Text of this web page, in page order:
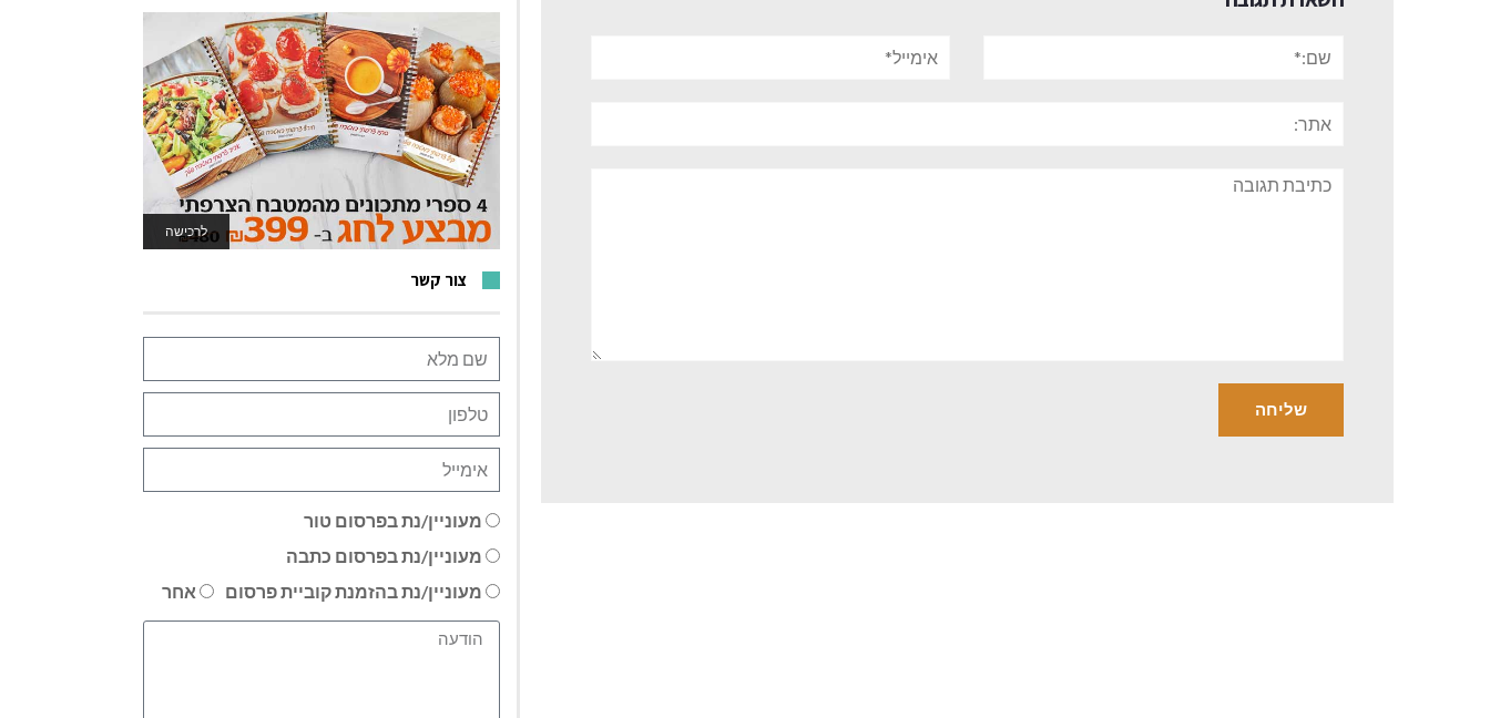
לרכישה
לאתר המשחקים
צור קשר
מעוניין/נת בפרסום טור
מעוניין/נת בפרסום כתבה
מעוניין/נת בהזמנת קוביית פרסום
אחר